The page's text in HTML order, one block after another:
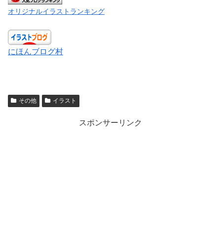
オリジナルイラストランキング
にほんブログ村
その他 イラスト
スポンサーリンク